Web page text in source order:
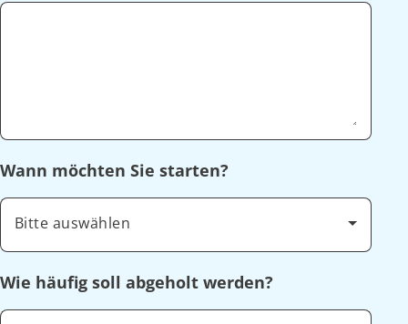
Wann möchten Sie starten?
Bitte auswählen
Wie häufig soll abgeholt werden?